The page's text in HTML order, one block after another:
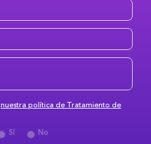
nuestra política de Tratamiento de
Sí No